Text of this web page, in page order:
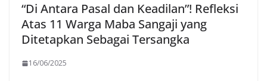
“Di Antara Pasal dan Keadilan”! Refleksi
Atas 11 Warga Maba Sangaji yang
Ditetapkan Sebagai Tersangka
16/06/2025